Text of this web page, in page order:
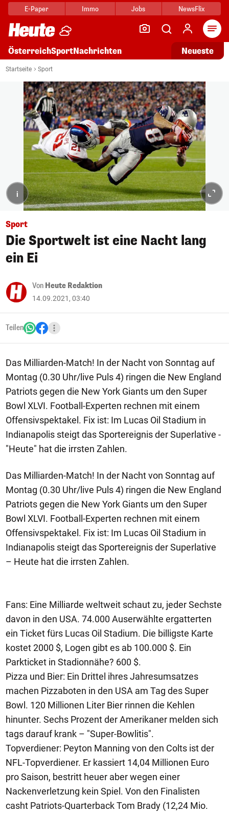
E-Paper Immo Jobs NewsFlix
ÖsterreichSportNachrichten Neueste
Startseite Sport
i
Sport
Die Sportwelt ist eine Nacht lang
ein Ei
Von Heute Redaktion
14.09.2021, 03:40
Teilen
Das Milliarden-Match! In der Nacht von Sonntag auf
Montag (0.30 Uhr/live Puls 4) ringen die New England
Patriots gegen die New York Giants um den Super
Bowl XLVI. Football-Experten rechnen mit einem
Offensivspektakel. Fix ist: Im Lucas Oil Stadium in
Indianapolis steigt das Sportereignis der Superlative -
"Heute" hat die irrsten Zahlen.
Das Milliarden-Match! In der Nacht von Sonntag auf
Montag (0.30 Uhr/live Puls 4) ringen die New England
Patriots gegen die New York Giants um den Super
Bowl XLVI. Football-Experten rechnen mit einem
Offensivspektakel. Fix ist: Im Lucas Oil Stadium in
Indianapolis steigt das Sportereignis der Superlative
– Heute hat die irrsten Zahlen.
Fans: Eine Milliarde weltweit schaut zu, jeder Sechste
davon in den USA. 74.000 Auserwählte ergatterten
ein Ticket fürs Lucas Oil Stadium. Die billigste Karte
kostet 2000 $, Logen gibt es ab 100.000 $. Ein
Parkticket in Stadionnähe? 600 $.
Pizza und Bier: Ein Drittel ihres Jahresumsatzes
machen Pizzaboten in den USA am Tag des Super
Bowl. 120 Millionen Liter Bier rinnen die Kehlen
hinunter. Sechs Prozent der Amerikaner melden sich
tags darauf krank – "Super-Bowlitis".
Topverdiener: Peyton Manning von den Colts ist der
NFL-Topverdiener. Er kassiert 14,04 Millionen Euro
pro Saison, bestritt heuer aber wegen einer
Nackenverletzung kein Spiel. Von den Finalisten
casht Patriots-Quarterback Tom Brady (12,24 Mio.